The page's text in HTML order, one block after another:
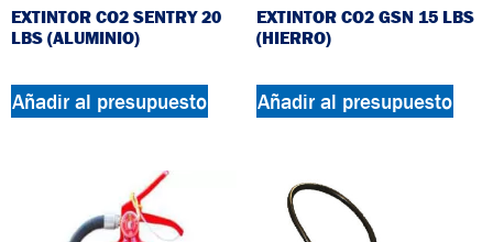
EXTINTOR CO2 SENTRY 20
LBS (ALUMINIO)
Añadir al presupuesto
EXTINTOR CO2 GSN 15 LBS
(HIERRO)
Añadir al presupuesto